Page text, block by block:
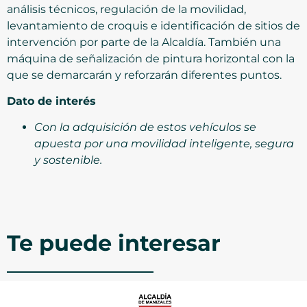
análisis técnicos, regulación de la movilidad,
levantamiento de croquis e identificación de sitios de
intervención por parte de la Alcaldía. También una
máquina de señalización de pintura horizontal con la
que se demarcarán y reforzarán diferentes puntos.
Dato de interés
Con la adquisición de estos vehículos se
apuesta por una movilidad inteligente, segura
y sostenible.
Te puede interesar